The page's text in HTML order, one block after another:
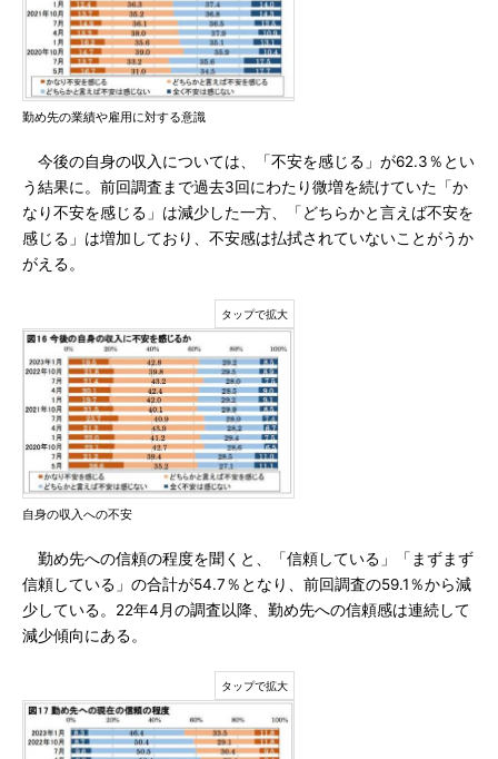
勤め先の業績や雇用に対する意識
今後の自身の収入については、「不安を感じる」が62.3％とい
う結果に。前回調査まで過去3回にわたり微増を続けていた「か
なり不安を感じる」は減少した一方、「どちらかと言えば不安を
感じる」は増加しており、不安感は払拭されていないことがうか
がえる。
自身の収入への不安
勤め先への信頼の程度を聞くと、「信頼している」「まずまず
信頼している」の合計が54.7％となり、前回調査の59.1％から減
少している。22年4月の調査以降、勤め先への信頼感は連続して
減少傾向にある。